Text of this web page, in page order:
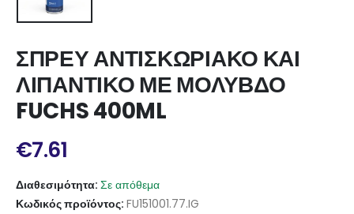
ΣΠΡΕΥ ΑΝΤΙΣΚΩΡΙΑΚΟ ΚΑΙ
ΛΙΠΑΝΤΙΚΟ ΜΕ ΜΟΛΥΒΔΟ
FUCHS 400ML
€7.61
Διαθεσιμότητα: Σε απόθεμα
Κωδικός προϊόντος: FU151001.77.IG